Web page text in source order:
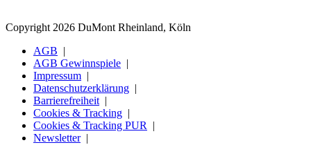
Copyright 2026 DuMont Rheinland, Köln
AGB
AGB Gewinnspiele
Impressum
Datenschutzerklärung
Barrierefreiheit
Cookies & Tracking
Cookies & Tracking PUR
Newsletter